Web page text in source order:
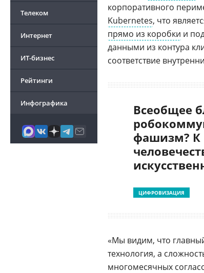
Телеком
Интернет
ИТ-бизнес
Рейтинги
Инфографика
корпоративного
Kubernetes, что
прямо из коробки и
данными из контура
соответствие
Всеобщее
фашизм? К
ЦИФРОВИЗАЦИЯ
«Мы видим, что
технология, а
многомесячных